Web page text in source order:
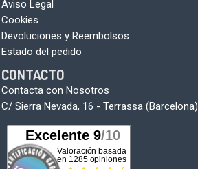
Aviso Legal
Cookies
Devoluciones y Reembolsos
Estado del pedido
CONTACTO
Contacta con Nosotros
C/ Sierra Nevada, 16 - Terrassa (Barcelona)